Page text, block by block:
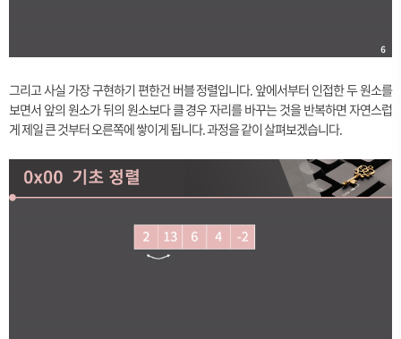
그리고 사실 가장 구현하기 편한건 버블 정렬입니다. 앞에서부터 인접한 두 원소를
보면서 앞의 원소가 뒤의 원소보다 클 경우 자리를 바꾸는 것을 반복하면 자연스럽
게 제일 큰 것부터 오른쪽에 쌓이게 됩니다. 과정을 같이 살펴보겠습니다.